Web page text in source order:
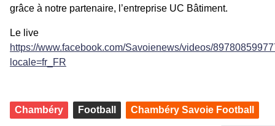
grâce à notre partenaire, l’entreprise UC Bâtiment.
Le live
https://www.facebook.com/Savoienews/videos/
locale=fr_FR
Chambéry Football Chambéry Savoie Football